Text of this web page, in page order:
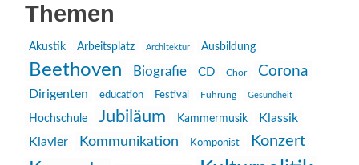
Themen
Akustik Arbeitsplatz Architektur Ausbildung
Beethoven Biografie CD Chor Corona
Dirigenten education Festival Führung Gesundheit
Hochschule Jubiläum Kammermusik
Klassik
Klavier
Kommunikation Komponist Konzert